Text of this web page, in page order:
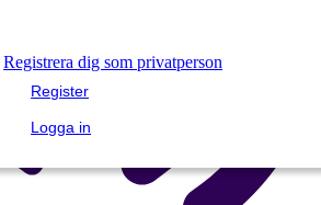
Registrera dig som privatperson
Register
Logga in